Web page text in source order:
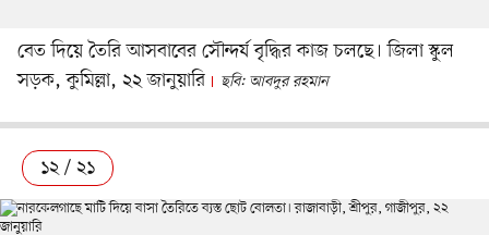
বেত দিয়ে তৈরি আসবাবের সৌন্দর্য বৃদ্ধির কাজ চলছে। জিলা স্কুল
সড়ক, কুমিল্লা, ২২ জানুয়ারি
ছবি: আবদুর রহমান
১২ / ২১